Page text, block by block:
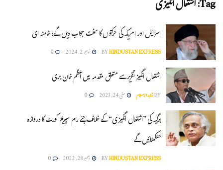
Tag:اشتعال انگیزی
اسرائیل اور امریکہ کی حرکتوں کا سخت جواب دیں گے: خامنہ ای
BYHINDUSTAN EXPRESS نومبر 2, 2024 0
اشتعال انگیز تقریرسے متعلق مقدمہ میں اعظم خان بری
BYشاہدالاسلام مئی 24, 2023 0
پرگیہ کی ”اشتعال انگیزی“ کے خلاف جئے رام سپریم کورٹ کا دروازہ
کھٹکھٹائیں گے
BYHINDUSTAN EXPRESS دسمبر 28, 2022 0